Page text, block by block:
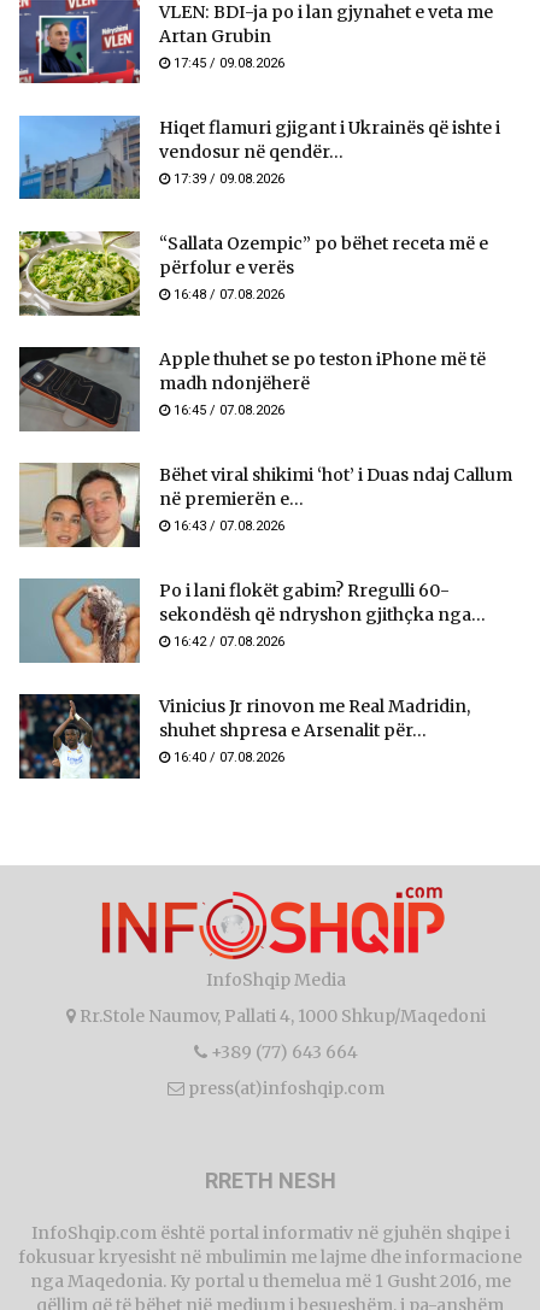
VLEN: BDI-ja po i lan gjynahet e veta me
Artan Grubin
17:45 / 09.08.2026
Hiqet flamuri gjigant i Ukrainës që ishte i
vendosur në qendër...
17:39 / 09.08.2026
“Sallata Ozempic” po bëhet receta më e
përfolur e verës
16:48 / 07.08.2026
Apple thuhet se po teston iPhone më të
madh ndonjëherë
16:45 / 07.08.2026
Bëhet viral shikimi ‘hot’ i Duas ndaj Callum
në premierën e...
16:43 / 07.08.2026
Po i lani flokët gabim? Rregulli 60-
sekondësh që ndryshon gjithçka nga...
16:42 / 07.08.2026
Vinicius Jr rinovon me Real Madridin,
shuhet shpresa e Arsenalit për...
16:40 / 07.08.2026
InfoShqip Media
Rr.Stole Naumov, Pallati 4, 1000 Shkup/Maqedoni
+389 (77) 643 664
press(at)infoshqip.com
RRETH NESH
InfoShqip.com është portal informativ në gjuhën shqipe i
fokusuar kryesisht në mbulimin me lajme dhe informacione
nga Maqedonia. Ky portal u themelua më 1 Gusht 2016, me
qëllim që të bëhet një medium i besueshëm, i pa-anshëm